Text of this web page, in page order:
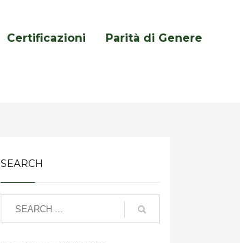
Certificazioni Parità di Genere
SEARCH